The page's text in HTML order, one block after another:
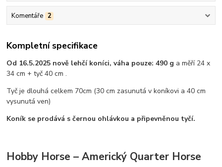
Komentáře 2
Kompletní specifikace
Od 16.5.2025 nově lehčí koníci, váha pouze: 490 g a měří 24 x
34 cm + tyč 40 cm .
Tyč je dlouhá celkem 70cm (30 cm zasunutá v koníkovi a 40 cm
vysunutá ven)
Koník se prodává s černou ohlávkou a připevněnou tyčí.
Hobby Horse – Americký Quarter Horse